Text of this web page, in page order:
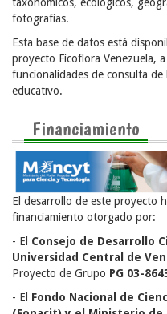
fotografías.
Esta base de datos está
proyecto Ficoflora Venezuela,
funcionalidades de consulta
educativo.
Financiamiento
El desarrollo de este proyecto
financiamiento otorgado por:
- El Consejo de Desarrollo
Universidad Central de
Proyecto de Grupo PG 03-
- El Fondo Nacional de